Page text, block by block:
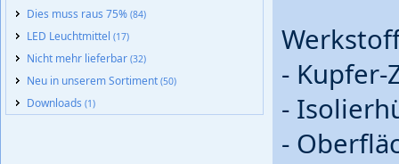
Dies muss raus 75% (84)
LED Leuchtmittel (17)
Nicht mehr lieferbar (32)
Neu in unserem Sortiment (50)
Downloads (1)
- Kupfer-
-
-